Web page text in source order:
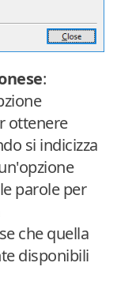
:
ottenere
si indicizza
parole per
che quella
disponibili